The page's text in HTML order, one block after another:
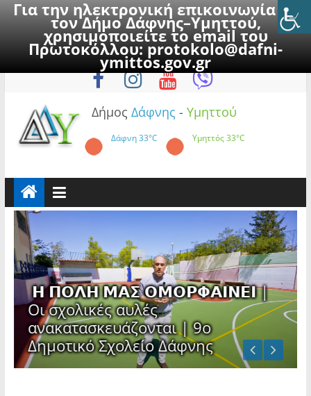
Για την ηλεκτρονική επικοινωνία με
τον Δήμο Δάφνης–Υμηττού,
χρησιμοποιείτε το email του
Πρωτοκόλλου:protokolo@dafni-
ymittos.gov.gr
to
Κυριακή, 9 Αυγούστου 2026
Δήμος Δάφνης - Υμηττού
Δάφνη33°C Υμηττός33°C
|
| 9ο
Δάφνης
Ανακοίνωση |
Δημοτικής